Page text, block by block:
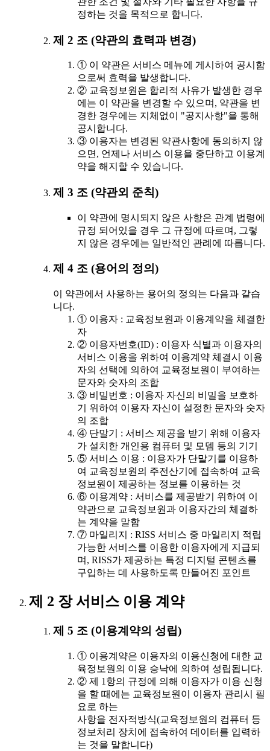
정하는 것을 목적으로 합니다.
제 2 조 (약관의 효력과 변경)
① 이 약관은 서비스 메뉴에 게시하여 공시함
으로써 효력을 발생합니다.
② 교육정보원은 합리적 사유가 발생한 경우
에는 이 약관을 변경할 수 있으며, 약관을 변
경한 경우에는 지체없이 "공지사항"을 통해
공시합니다.
③ 이용자는 변경된 약관사항에 동의하지 않
으면, 언제나 서비스 이용을 중단하고 이용계
약을 해지할 수 있습니다.
제 3 조 (약관외 준칙)
이 약관에 명시되지 않은 사항은 관계 법령에
규정 되어있을 경우 그 규정에 따르며, 그렇
지 않은 경우에는 일반적인 관례에 따릅니다.
제 4 조 (용어의 정의)
이 약관에서 사용하는 용어의 정의는 다음과 같습
니다.
① 이용자 : 교육정보원과 이용계약을 체결한
자
② 이용자번호(ID) : 이용자 식별과 이용자의
서비스 이용을 위하여 이용계약 체결시 이용
자의 선택에 의하여 교육정보원이 부여하는
문자와 숫자의 조합
③ 비밀번호 : 이용자 자신의 비밀을 보호하
기 위하여 이용자 자신이 설정한 문자와 숫자
의 조합
④ 단말기 : 서비스 제공을 받기 위해 이용자
가 설치한 개인용 컴퓨터 및 모뎀 등의 기기
⑤ 서비스 이용 : 이용자가 단말기를 이용하
여 교육정보원의 주전산기에 접속하여 교육
정보원이 제공하는 정보를 이용하는 것
⑥ 이용계약 : 서비스를 제공받기 위하여 이
약관으로 교육정보원과 이용자간의 체결하
는 계약을 말함
⑦ 마일리지 : RISS 서비스 중 마일리지 적립
가능한 서비스를 이용한 이용자에게 지급되
며, RISS가 제공하는 특정 디지털 콘텐츠를
구입하는 데 사용하도록 만들어진 포인트
제 2 장 서비스 이용 계약
제 5 조 (이용계약의 성립)
① 이용계약은 이용자의 이용신청에 대한 교
육정보원의 이용 승낙에 의하여 성립됩니다.
② 제 1항의 규정에 의해 이용자가 이용 신청
을 할 때에는 교육정보원이 이용자 관리시 필
요로 하는
사항을 전자적방식(교육정보원의 컴퓨터 등
정보처리 장치에 접속하여 데이터를 입력하
는 것을 말합니다)